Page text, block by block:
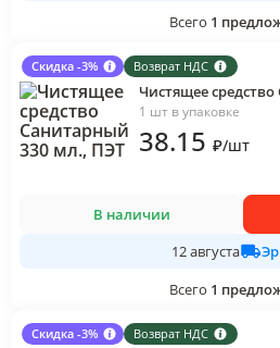
Всего 1
Скидка -3% Возврат НДС
Чистящее
1 шт в упаковке
38.15 ₽/шт
В наличии
12 августа
Всего 1
Скидка -3% Возврат НДС